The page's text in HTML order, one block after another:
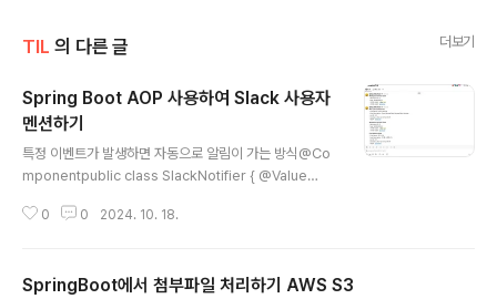
TIL 의 다른 글 더보기
Spring Boot AOP 사용하여 Slack 사용자
멘션하기
특정 이벤트가 발생하면 자동으로 알림이 가는 방식@Co
mponentpublic class SlackNotifier { @Value
bhookUrl; private final RestTemplate restTempl
payload = new HashMap(); String formattedMes
0 0 2024. 10. 18.
SpringBoot에서 첨부파일 처리하기 AWS S3